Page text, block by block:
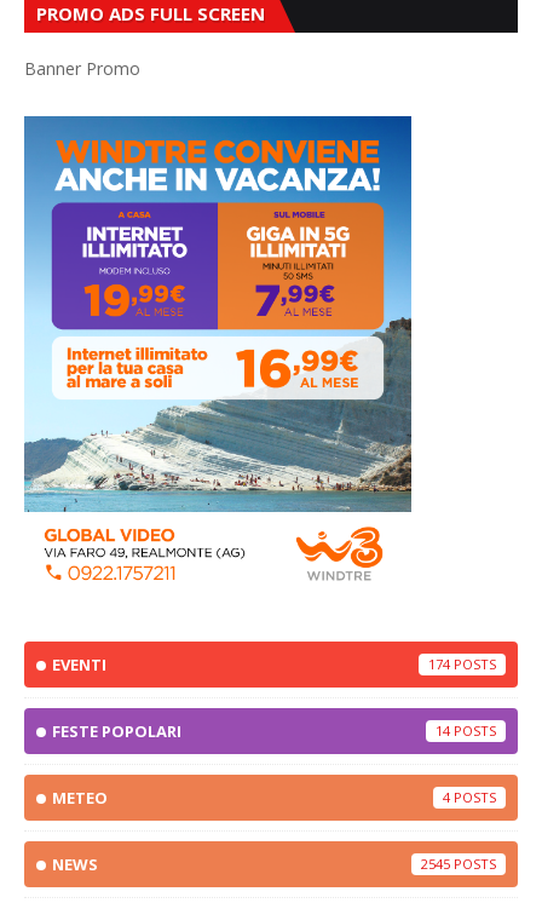
PROMO ADS FULL SCREEN
Banner Promo
EVENTI 174
FESTE POPOLARI 14
METEO 4
NEWS 2545